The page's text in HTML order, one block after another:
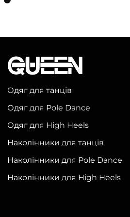
кілька
Параметри
можна
вибрати
на
товару
Одяг для танців
Одяг для Pole Dance
Одяг для High Heels
Наколінники для танців
Наколінники для Pole Dance
Наколінники для High Heels